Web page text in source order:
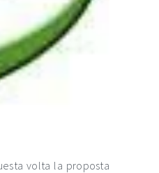
volta la proposta